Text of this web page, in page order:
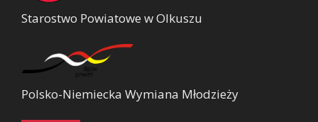
Starostwo Powiatowe w Olkuszu
Polsko-Niemiecka Wymiana Młodzieży